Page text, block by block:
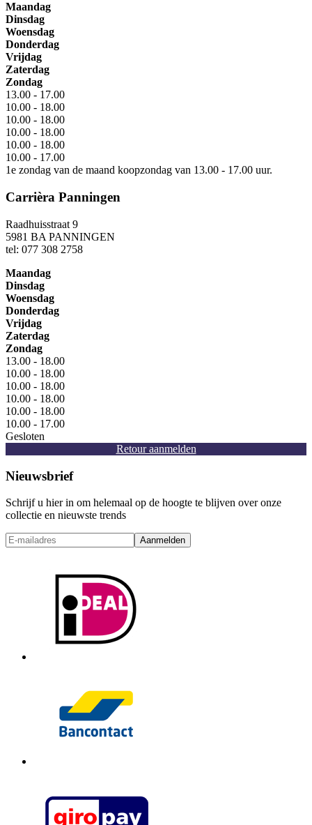
Maandag
Dinsdag
Woensdag
Donderdag
Vrijdag
Zaterdag
Zondag
13.00 - 17.00
10.00 - 18.00
10.00 - 18.00
10.00 - 18.00
10.00 - 18.00
10.00 - 17.00
1e zondag van de maand koopzondag van 13.00 - 17.00 uur.
Carrièra Panningen
Raadhuisstraat 9
5981 BA PANNINGEN
tel: 077 308 2758
Maandag
Dinsdag
Woensdag
Donderdag
Vrijdag
Zaterdag
Zondag
13.00 - 18.00
10.00 - 18.00
10.00 - 18.00
10.00 - 18.00
10.00 - 18.00
10.00 - 17.00
Gesloten
Retour aanmelden
Nieuwsbrief
Schrijf u hier in om helemaal op de hoogte te blijven over onze
collectie en nieuwste trends
Aanmelden